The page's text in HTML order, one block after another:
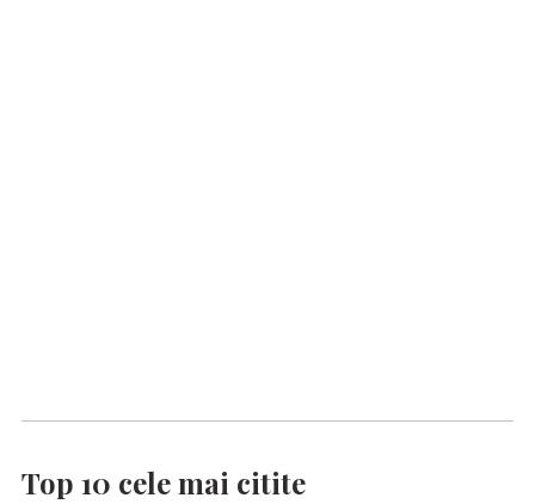
Top 10 cele mai citite